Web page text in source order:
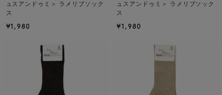
ュスアンドゥミ＞ ラメリブソック
ス
¥1,980
ュスアンドゥミ＞ ラメリブソック
ス
¥1,980